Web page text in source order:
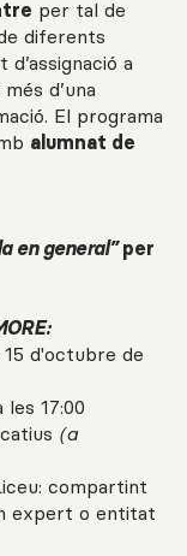
per tal de
diferents
a
d’una
El programa
alumnat de
en general”per
d'octubre de
les 17:00
(a
compartint
expert o entitat